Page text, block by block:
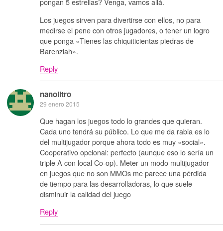
Los juegos sirven para divertirse con ellos, no para
medirse el pene con otros jugadores, o tener un logro
que ponga «Tienes las chiquiticientas piedras de
Barenziah».
Reply
nanolitro
29 enero 2015
Que hagan los juegos todo lo grandes que quieran.
Cada uno tendrá su público. Lo que me da rabia es lo
del multijugador porque ahora todo es muy «social».
Cooperativo opcional: perfecto (aunque eso lo sería un
triple A con local Co-op). Meter un modo multijugador
en juegos que no son MMOs me parece una pérdida
de tiempo para las desarrolladoras, lo que suele
disminuir la calidad del juego
Reply